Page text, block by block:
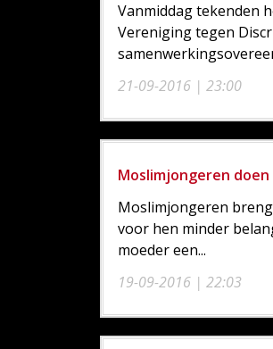
21-09-2016 | 23:00
Vanmiddag tekenden
Vereniging tegen
Moslimjongeren
19-09-2016 | 22:03
Moslimjongeren
voor hen minder
moeder een...